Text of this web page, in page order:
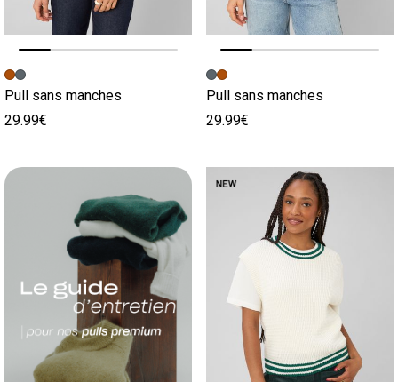
Image précédente
Image suivante
Pull sans manches
29.99€
Image précédente
Image suivante
Pull sans manches
29.99€